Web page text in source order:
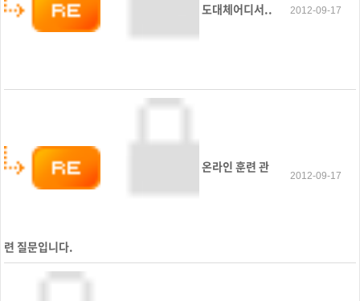
도대체어디서.. 2012-09-17
온라인 훈련 관
련 질문입니다.
2012-09-17